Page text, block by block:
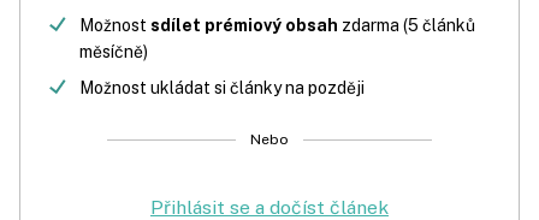
Možnost sdílet prémiový obsah zdarma (5 článků
měsíčně)
Možnost ukládat si články na později
Nebo
Přihlásit se a dočíst článek